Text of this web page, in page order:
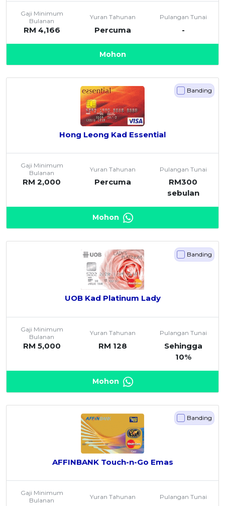
Gaji Minimum
Bulanan
RM 4,166
Yuran Tahunan
Percuma
Pulangan Tunai
-
Mohon
Banding
Hong Leong Kad Essential
Gaji Minimum
Bulanan
RM 2,000
Yuran Tahunan
Percuma
Pulangan Tunai
RM300
sebulan
Mohon
Banding
UOB Kad Platinum Lady
Gaji Minimum
Bulanan
RM 5,000
Yuran Tahunan
RM 128
Pulangan Tunai
Sehingga
10%
Mohon
Banding
AFFINBANK Touch-n-Go Emas
Gaji Minimum
Bulanan
Yuran Tahunan Pulangan Tunai